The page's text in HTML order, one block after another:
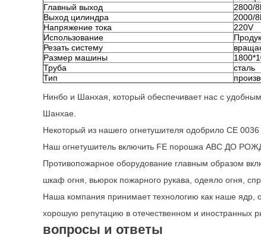
Главный выход
2800/
Выход цилиндра
2000/
Напряжение тока
220V
Использование
Резать систему
Размер машины
Труба
сталь
Тип
Нинбо и Шанхая, который обеспечивает нас с
Шанхае.
Некоторый из нашего огнетушителя одобрило CE
Наш огнетушитель включить FE порошка ABC ДО
Противопожарное оборудование главным образом
шкаф огня, вьюрок пожарного рукава, одеяло огня,
Наша компания принимает технологию как наше ядр,
хорошую репутацию в отечественном и иностранных
вопросы и ответы